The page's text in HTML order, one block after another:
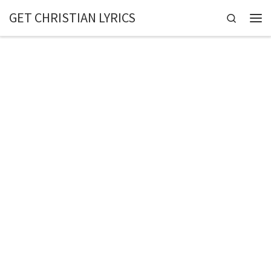
Skip to content
GET CHRISTIAN LYRICS Search